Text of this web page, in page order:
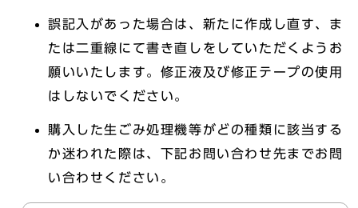
誤記入があった場合は、新たに作成し直す、ま
たは二重線にて書き直しをしていただくようお
願いいたします。修正液及び修正テープの使用
はしないでください。
購入した生ごみ処理機等がどの種類に該当する
か迷われた際は、下記お問い合わせ先までお問
い合わせください。